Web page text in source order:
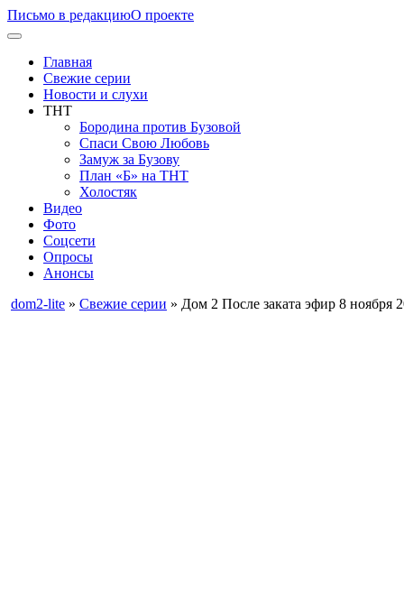
Письмо в редакциюО проекте
Главная
Свежие серии
Новости и слухи
ТНТ
Бородина против Бузовой
Спаси Свою Любовь
Замуж за Бузову
План «Б» на ТНТ
Холостяк
Видео
Фото
Соцсети
Опросы
Анонсы
dom2-lite » Свежие серии » Дом 2 После заката эфир 8 ноября